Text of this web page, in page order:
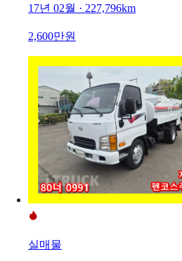
17년 02월 · 227,796km
2,600만원
실매물